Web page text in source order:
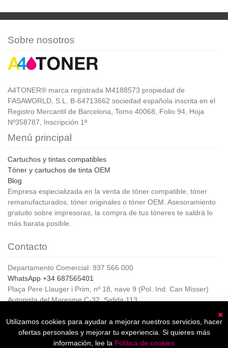
Sobre nosotros
A4TONER® marca registrada M4188573 propiedad de
FASAWORLD, S.L. B-64713662 sociedad española inscrita en el
Registro Mercantil de Barcelona, Tomo 40068, Folio 94, Hoja
Nº358787, Inscripción 1ª
Menú principal
Cartuchos y tintas compatibles
Tóner y cartuchos de tinta OEM
Blog
Empresa especializada en la venta de tóner compatible, tóner
remanufacturados, tóner originales o tóner OEM. Asesoramiento
gratuito sobre impresoras, la compra de tus tóneres te saldrá lo
más barata posible.
Contacto
Departamento Comercial: 937 566 000
WhatsApp +34 687565401
Plaça Pere Llauger i Prim, nº 18, nave 9 (Pol. Ind. Can Misser)
Autopista del Maresme C-32, Salida 113
Horario de Atención al cliente:
De lunes a jueves de 8:00 a 17:00,
Viernes de 8:00 a 15:00
Utilizamos cookies para ayudar a mejorar nuestros servicios, hacer
ofertas personales y mejorar tu experiencia. Si quieres más
información, lee la Política de cookies